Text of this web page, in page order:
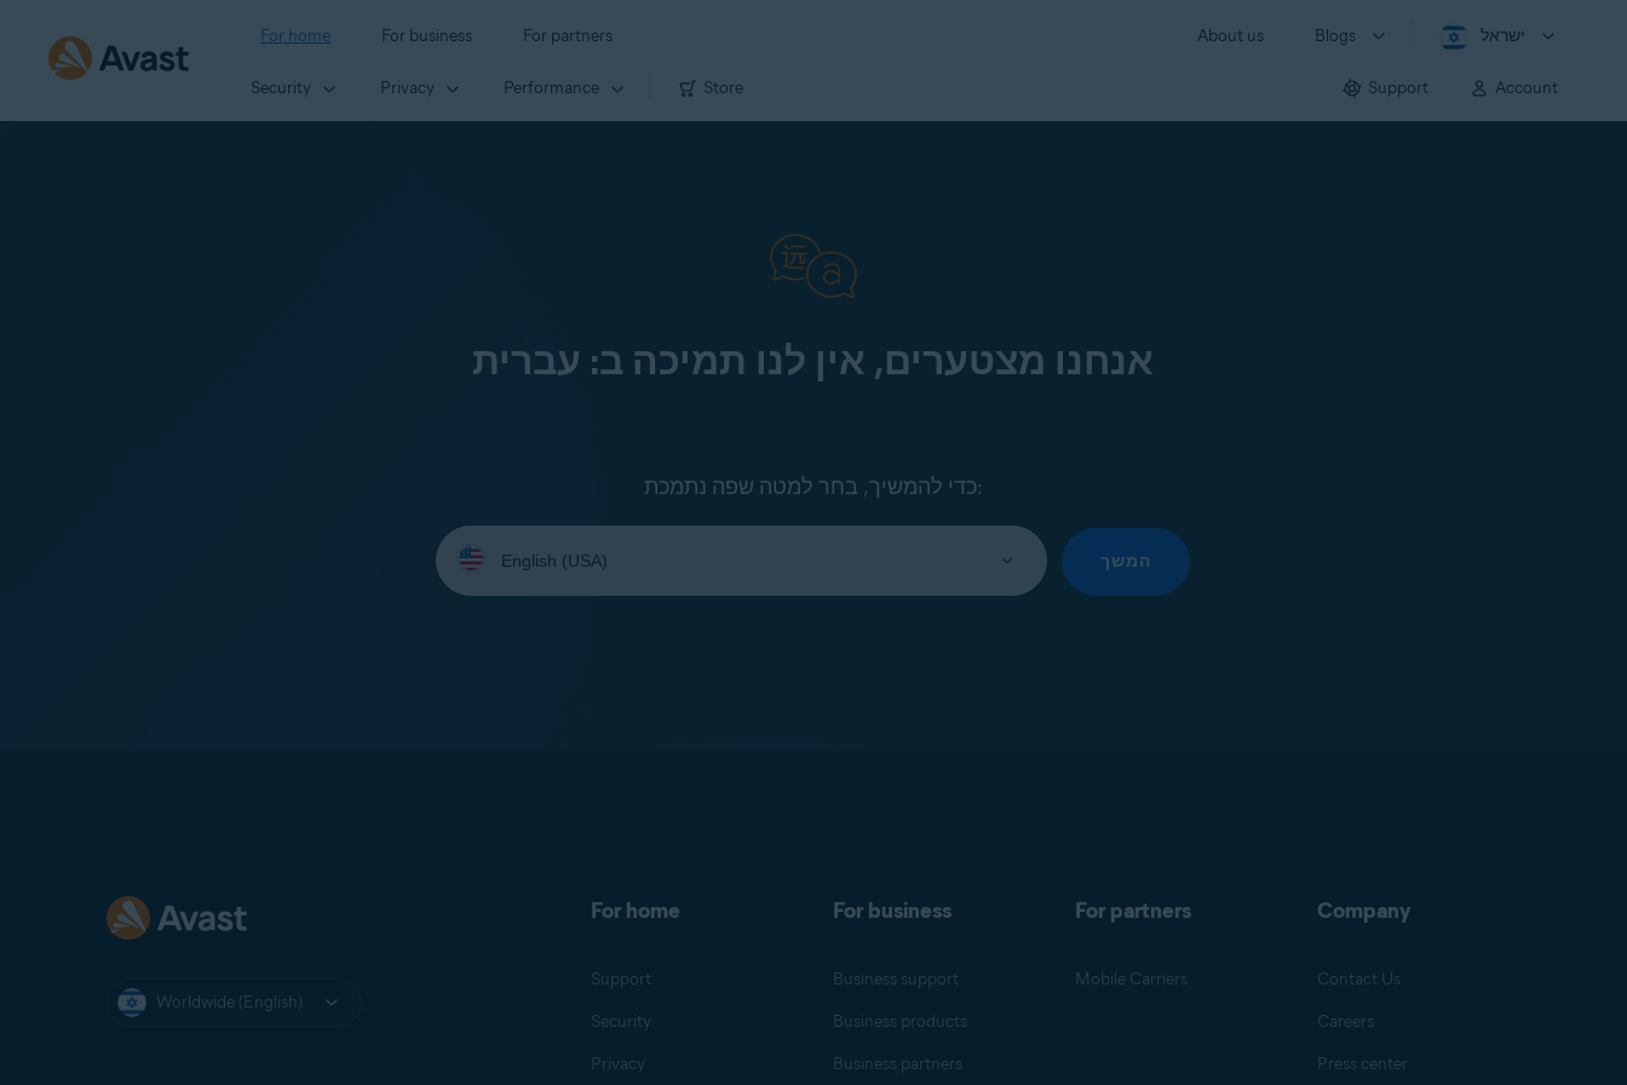
For home For business For partners About us Blogs ישראל
Security Privacy Performance Store Support Account
אנחנו מצטערים, אין לנו תמיכה ב: עברית
כדי להמשיך, בחר למטה שפה נתמכת:
Select
your
language:
המשך
Worldwide (English)
For home
Support
Security
Privacy
For business
Business support
Business products
Business partners
For partners
Mobile Carriers
Company
Contact Us
Careers
Press center